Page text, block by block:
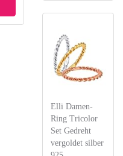
Elli Damen-
Ring Tricolor
Set Gedreht
vergoldet silber